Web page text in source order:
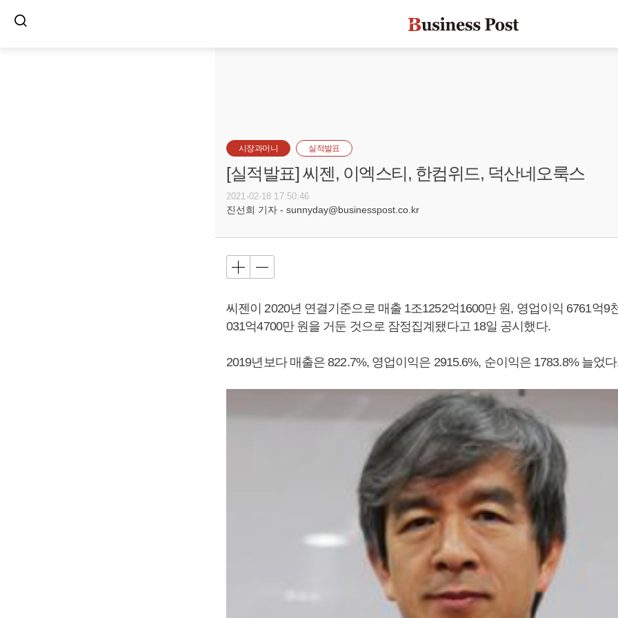
시장과머니 실적발표
[실적발표] 씨젠, 이엑스티, 한컴위드, 덕산네오룩스
2021-02-18 17:50:46
진선희 기자 - sunnyday@businesspost.co.kr
씨젠이 2020년 연결기준으로 매출 1조1252억1600만 원, 영업이익 6761억9
031억4700만 원을 거둔 것으로 잠정집계됐다고 18일 공시했다.
2019년보다 매출은 822.7%, 영업이익은 2915.6%, 순이익은 1783.8% 늘었